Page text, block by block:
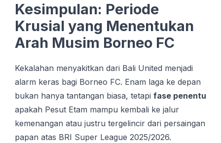
Kesimpulan: Periode
Krusial yang Menentukan
Arah Musim Borneo FC
Kekalahan menyakitkan dari Bali United menjadi
alarm keras bagi Borneo FC. Enam laga ke depan
bukan hanya tantangan biasa, tetapi fase penentu
apakah Pesut Etam mampu kembali ke jalur
kemenangan atau justru tergelincir dari persaingan
papan atas BRI Super League 2025/2026.